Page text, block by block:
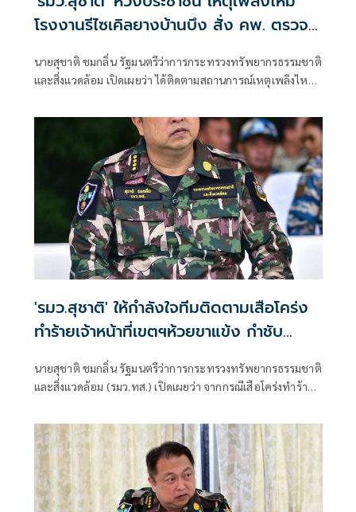
โรงงานรีไซเคิลยางบ้านบึง สั่ง คพ. ตรวจ
คุณภาพอากาศเข้ม-แจ้งเตือนประชาชนใกล้
ชิด
นายสุชาติ ชมกลิ่น รัฐมนตรีว่าการกระทรวงทรัพยากรธรรมชาติ
และสิ่งแวดล้อม เปิดเผยว่า ได้ติดตามสถานการณ์เหตุเพลิงไหม้
จำกัด ตำบลคลองกิ่ว อำเภอบ้านบึง จังหวัดชลบุรี อย่างใกล้ชิด
ด้วยความห่วงใยผลกระทบด้านมลพิษและสุขภาพของ
ประชาชน พร้อมสั่งการให้กรมควบคุมมลพิษ (คพ.) บูรณาการ
หน่วยงานที่เกี่ยวข้อง เร่งสนับสนุนการระงับเหตุ ตรวจสอบ
คุณภาพอากาศและสิ่งแวดล้อม รวมถึงแจ้งเตือนประชาชนอย่าง
ต่อเนื่องจนกว่าสถานการณ์จะคลี่คลาย
'รมว.สุชาติ' ให้กำลังใจทีมติดตามเสือโคร่ง
ทำร้ายเจ้าหน้าที่เขตฯห้วยขาแข้ง กำชับ
ระมัดระวังความปลอดภัยขั้นสูงสุด หลัง
กรมอุทยานฯ แถลงความคืบหน้ากรณีเจ้า
นายสุชาติ ชมกลิ่น รัฐมนตรีว่าการกระทรวงทรัพยากรธรรมชาติ
และสิ่งแวดล้อม (รมว.ทส.) เปิดเผยว่า จากกรณีเสือโคร่งทำร้าย
ตนได้ติดตามสถานการณ์ดังกล่าวอย่างใกล้ชิด พร้อมแสดงความ
ห่วงใยต่อเจ้าหน้าที่ผู้ปฏิบัติงานในพื้นที่ และได้กำชับให้หน่วย
งานยกระดับมาตรการความปลอดภัยขั้นสูงสุดในการปฏิบัติ
ภารกิจเพื่อความปลอดภัยของผู้ปฏิบัติงาน